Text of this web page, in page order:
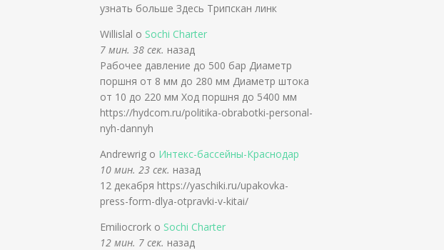
узнать больше Здесь Трипскан линк
Willislal о Sochi Charter
7 мин. 38 сек. назад
Рабочее давление до 500 бар Диаметр
поршня от 8 мм до 280 мм Диаметр штока
от 10 до 220 мм Ход поршня до 5400 мм
https://hydcom.ru/politika-obrabotki-personal-
nyh-dannyh
Andrewrig о Интекс-бассейны-Краснодар
10 мин. 23 сек. назад
12 декабря https://yaschiki.ru/upakovka-
press-form-dlya-otpravki-v-kitai/
Emiliocrork о Sochi Charter
12 мин. 7 сек. назад